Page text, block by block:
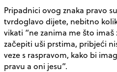
Pripadnici ovog znaka pravo
tvrdoglavo dijete, nebitno
vikati “ne zanima me što
začepiti uši prstima, pribjeći
veze s raspravom, kako bi
pravu a oni jesu”.